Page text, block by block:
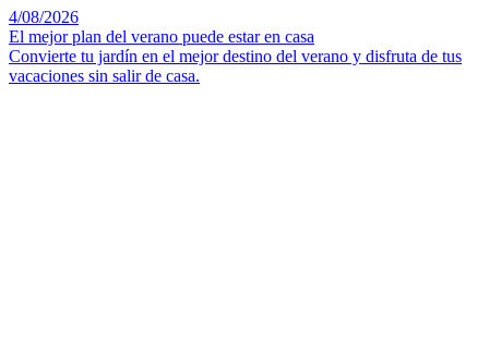
4/08/2026
El mejor plan del verano puede estar en casa
Convierte tu jardín en el mejor destino del verano y disfruta de tus
vacaciones sin salir de casa.